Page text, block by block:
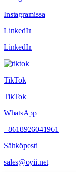
Instagramissa
LinkedIn
LinkedIn
TikTok
TikTok
WhatsApp
+8618926041961
Sähköposti
sales@oyii.net